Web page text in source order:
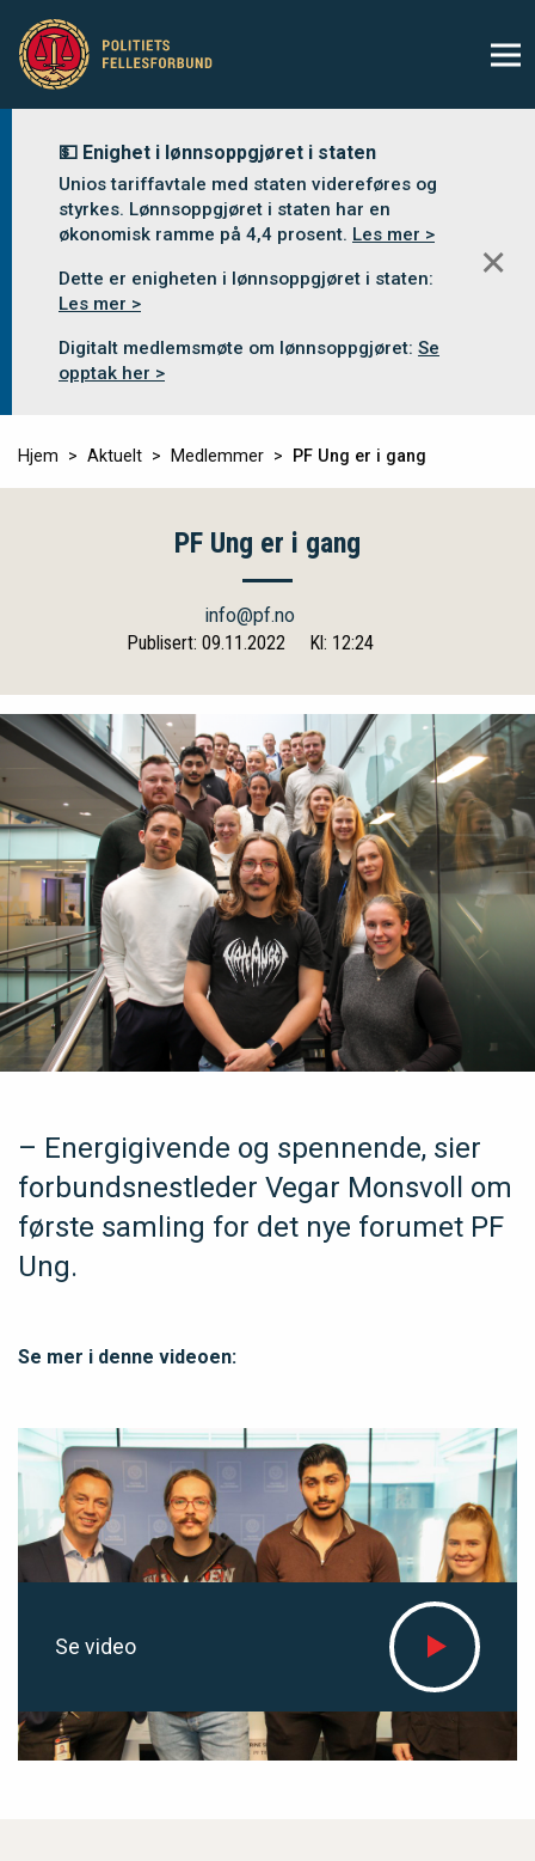
💵 Enighet i lønnsoppgjøret i staten
Unios tariffavtale med staten videreføres og
styrkes. Lønnsoppgjøret i staten har en
økonomisk ramme på 4,4 prosent. Les mer >
Dette er enigheten i lønnsoppgjøret i staten:
Les mer >
Digitalt medlemsmøte om lønnsoppgjøret: Se
opptak her >
✕
Hjem Aktuelt Medlemmer PF Ung er i gang
PF Ung er i gang
info@pf.no
Publisert: 09.11.2022
Kl: 12:24
– Energigivende og spennende, sier
forbundsnestleder Vegar Monsvoll om
første samling for det nye forumet PF
Ung.
Se mer i denne videoen:
Se video